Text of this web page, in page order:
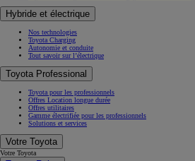
Hybride et électrique
Nos technologies
Toyota Charging
Autonomie et conduite
Tout savoir sur l’électrique
Toyota Professional
Toyota pour les professionnels
Offres Location longue durée
Offres utilitaires
Gamme électrifiée pour les professionnels
Solutions et services
Votre Toyota
Votre Toyota